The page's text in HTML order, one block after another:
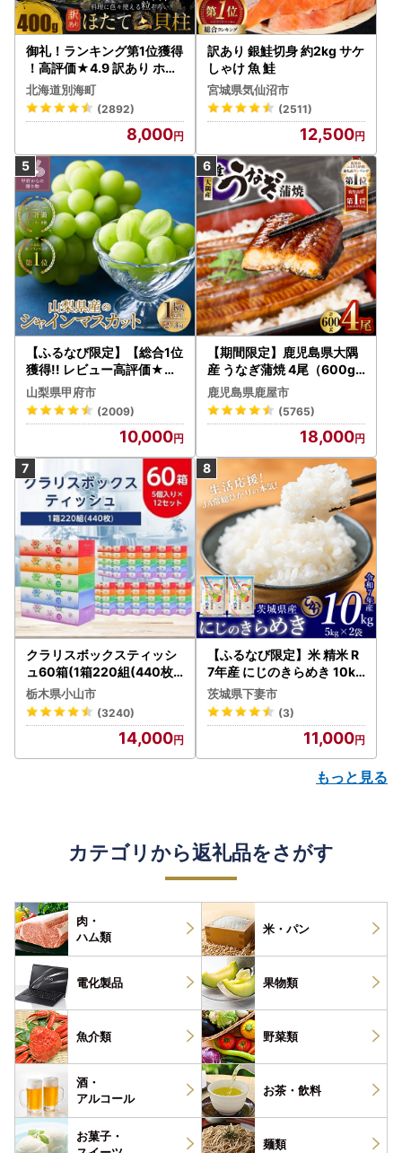
御礼！ランキング第1位獲得
！高評価★4.9 訳あり ホタ
テ 400g（ほたて 帆立 貝柱
冷凍 ）
北海道別海町
(2892)
8,000
訳あり 銀鮭切身 約2kg サケ
しゃけ 魚 鮭
宮城県気仙沼市
(2511)
12,500
【ふるなび限定】【総合1位
獲得!! レビュー高評価★】
〈2026年度配送分〉山梨
県産 シャインマスカット 2
～3房（1.0kg以上）シャイ
ン フルーツ FN-Limited-S
P
山梨県甲府市
(2009)
10,000
【期間限定】鹿児島県大隅
産 うなぎ蒲焼 4尾（600g
） KN007-004-04-cp18
うなぎ 鰻 魚 惣菜 総菜
鹿児島県鹿屋市
(5765)
18,000
クラリスボックスティッシ
ュ60箱(1箱220組(440枚))
(5個入り×12セット)【配送
不可地域：離島・沖縄県】
【1256759】
栃木県小山市
(3240)
14,000
【ふるなび限定】米 精米 R
7年産 にじのきらめき 10kg
10月 FN-Limited-PR
茨城県下妻市
(3)
11,000
もっと見る
カテゴリから返礼品をさがす
肉・
ハム類
米・パン
電化製品 果物類
魚介類 野菜類
酒・
アルコール
お茶・ 飲料
お菓子・
麺類